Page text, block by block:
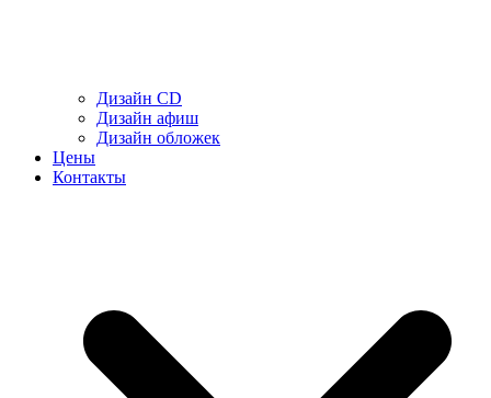
Дизайн CD
Дизайн афиш
Дизайн обложек
Цены
Контакты